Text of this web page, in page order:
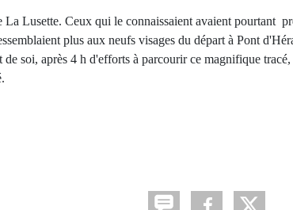
Lusette. Ceux qui le connaissaient avaient pourtant
plus aux neufs visages du départ à Pont
soi, après 4 h d'efforts à parcourir ce magnifique